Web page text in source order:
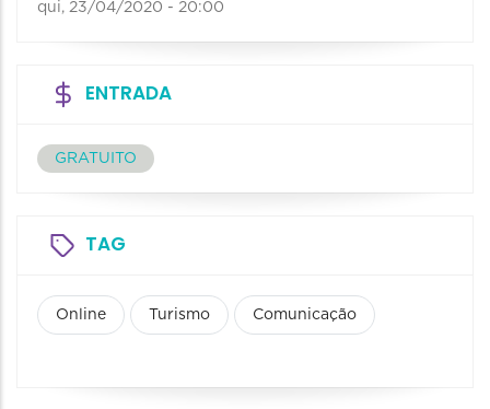
qui, 23/04/2020 - 20:00
ENTRADA
GRATUITO
TAG
Online Turismo Comunicação